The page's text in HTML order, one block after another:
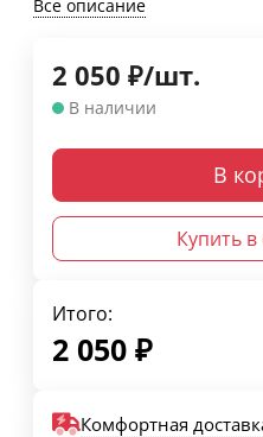
Все описание
2 050 ₽/шт.
В наличии
В
Купить
Итого:
2 050 ₽
Комфортная